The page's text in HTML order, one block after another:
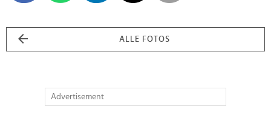
ALLE FOTOS
Advertisement